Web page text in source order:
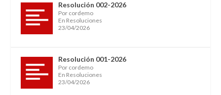
Resolución 002-2026
Por cordemo
En Resoluciones
23/04/2026
Resolución 001-2026
Por cordemo
En Resoluciones
23/04/2026